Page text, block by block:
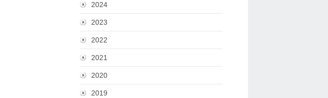
2024
2023
2022
2021
2020
2019